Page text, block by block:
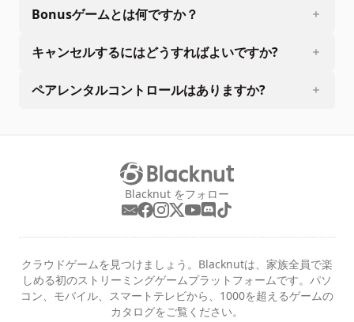
Bonusゲームとは何ですか？
キャンセルするにはどうすればよいですか?
ペアレンタルコントロールはありますか?
Blacknut をフォロー
クラウドゲームを見つけましょう。Blacknutは、家族全員で楽
しめる初のストリーミングゲームプラットフォームです。パソ
コン、モバイル、スマートテレビから、1000を超えるゲームの
カタログをご覧ください。